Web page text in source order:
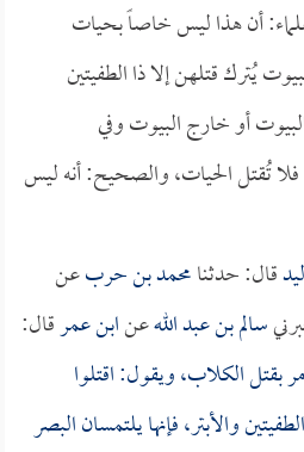
أن هذا ليس خاصاً بحيات
يُترك قتلهن إلا ذا الطفيتين
أو خارج البيوت وفي
تُقتل الحيات، والصحيح: أنه ليس
قال: حدثنامحمد بن حربعن
سالم بن عبد اللهعنابن عمرقال:
الكلاب، ويقول: اقتلوا
والأبتر، فإنها يلتمسان البصر